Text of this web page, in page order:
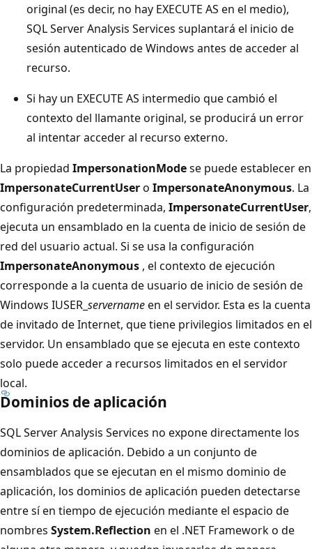
original (es decir, no hay EXECUTE AS en el medio),
SQL Server Analysis Services suplantará el inicio de
sesión autenticado de Windows antes de acceder al
recurso.
Si hay un EXECUTE AS intermedio que cambió el
contexto del llamante original, se producirá un error
al intentar acceder al recurso externo.
La propiedad ImpersonationModese puede establecer en
ImpersonateCurrentUsero ImpersonateAnonymous. La
configuración predeterminada, ImpersonateCurrentUser,
ejecuta un ensamblado en la cuenta de inicio de sesión de
red del usuario actual. Si se usa la configuración
ImpersonateAnonymous , el contexto de ejecución
corresponde a la cuenta de usuario de inicio de sesión de
Windows IUSER_ servernameen el servidor. Esta es la cuenta
de invitado de Internet, que tiene privilegios limitados en el
servidor. Un ensamblado que se ejecuta en este contexto
solo puede acceder a recursos limitados en el servidor
local.
Dominios de aplicación
SQL Server Analysis Services no expone directamente los
dominios de aplicación. Debido a un conjunto de
ensamblados que se ejecutan en el mismo dominio de
aplicación, los dominios de aplicación pueden detectarse
entre sí en tiempo de ejecución mediante el espacio de
nombres System.Reflection en el .NET Framework o de